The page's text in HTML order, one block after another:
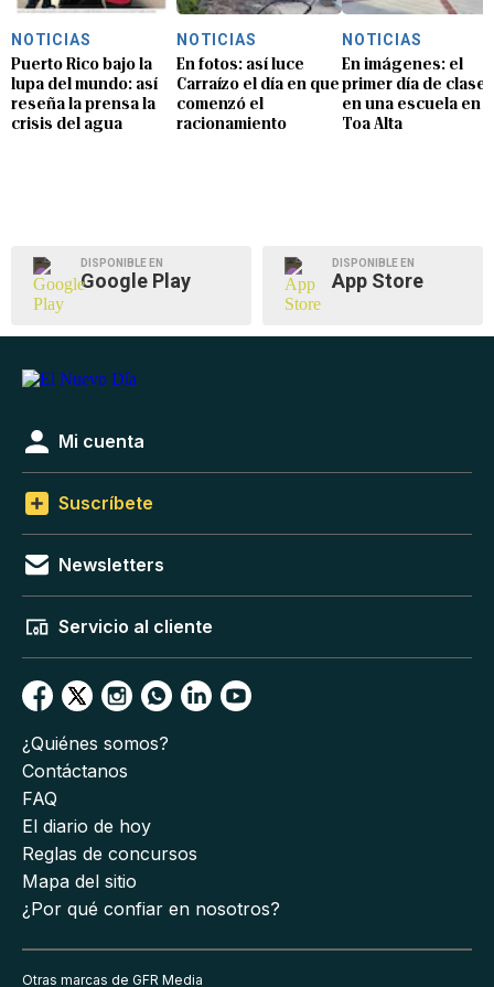
NOTICIAS
Puerto Rico bajo la
lupa del mundo: así
reseña la prensa la
crisis del agua
NOTICIAS
En fotos: así luce
Carraízo el día en que
comenzó el
racionamiento
NOTICIAS
En imágenes: el
primer día de clases
en una escuela en
Toa Alta
DISPONIBLE EN
Google Play
DISPONIBLE EN
App Store
Mi cuenta
Suscríbete
Newsletters
Servicio al cliente
¿Quiénes somos?
Contáctanos
FAQ
El diario de hoy
Reglas de concursos
Mapa del sitio
¿Por qué confiar en nosotros?
Otras marcas de GFR Media